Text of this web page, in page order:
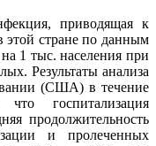
приводящая к
этой стране по данным
на 1 тыс. населения при
Результаты анализа
(США) в течение
госпитализация
продолжительность
и пролеченных